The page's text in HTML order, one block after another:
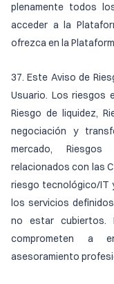
plenamente todos
acceder a la
ofrezca en la
37. Este Aviso de
Usuario. Los riesgos
Riesgo de liquidez,
negociación y
mercado,
relacionados con las
riesgo tecnológico/IT
los servicios
no estar cubiertos.
comprometen a
asesoramiento